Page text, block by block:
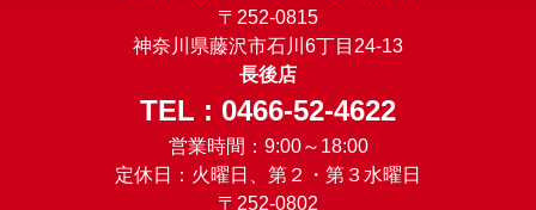
〒252-0815
神奈川県藤沢市石川6丁目24-13
長後店
TEL : 0466-52-4622
営業時間：9:00～18:00
定休日：火曜日、第２・第３水曜日
〒252-0802